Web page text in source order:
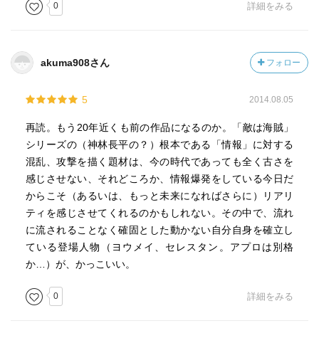
0 詳細をみる
akuma908さん フォロー
5 2014.08.05
再読。もう20年近くも前の作品になるのか。「敵は海賊」
シリーズの（神林長平の？）根本である「情報」に対する
混乱、攻撃を描く題材は、今の時代であっても全く古さを
感じさせない、それどころか、情報爆発をしている今日だ
からこそ（あるいは、もっと未来になればさらに）リアリ
ティを感じさせてくれるのかもしれない。その中で、流れ
に流されることなく確固とした動かない自分自身を確立し
ている登場人物（ヨウメイ、セレスタン。アプロは別格
か…）が、かっこいい。
0 詳細をみる